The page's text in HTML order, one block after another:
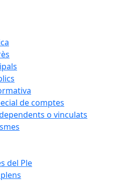
de comptes
o vinculats
del Ple